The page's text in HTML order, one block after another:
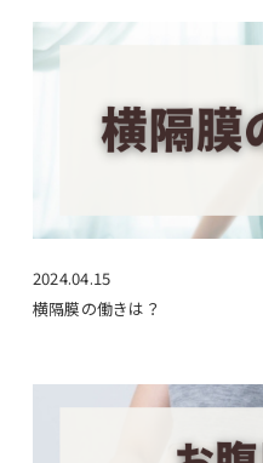
2024.04.15
横隔膜の働きは？